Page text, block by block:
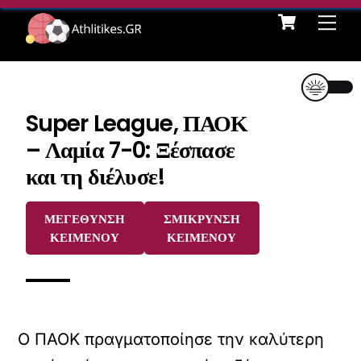
Skip
content
Cart
Super League, ΠΑΟΚ
– Λαμία 7-0: Ξέσπασε
και τη διέλυσε!
ΜΕΓΕΘΥΝΣΗ
ΚΕΙΜΕΝΟΥ
ΣΜΙΚΡΥΝΣΗ
ΚΕΙΜΕΝΟΥ
Ο ΠΑΟΚ πραγματοποίησε την καλύτερη